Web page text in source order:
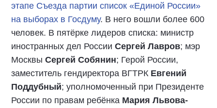
этапе Съезда партии список «Единой России»
на выборах в Госдуму. В него вошли более 600
человек. В пятёрке лидеров списка: министр
иностранных дел России Сергей Лавров; мэр
Москвы Сергей Собянин; Герой России,
заместитель гендиректора ВГТРК Евгений
Поддубный; уполномоченный при Президенте
России по правам ребёнка Мария Львова-